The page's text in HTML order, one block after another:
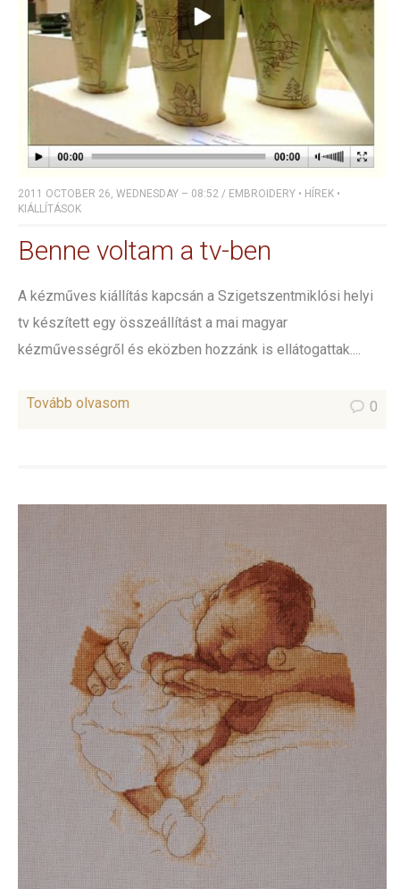
2011 OCTOBER 26, WEDNESDAY – 08:52 / EMBROIDERY • HÍREK •
KIÁLLÍTÁSOK
Benne voltam a tv-ben
A kézműves kiállítás kapcsán a Szigetszentmiklósi helyi
tv készített egy összeállítást a mai magyar
kézművességről és eközben hozzánk is ellátogattak....
Tovább olvasom 0